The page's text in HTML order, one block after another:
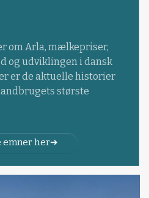
om Arla, mælkepriser,
og udviklingen i dansk
er de aktuelle historier
største
emner her